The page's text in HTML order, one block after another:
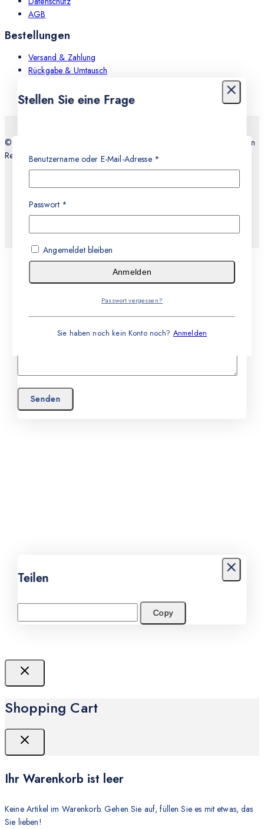
AGB
Bestellungen
Versand & Zahlung
Rückgabe & Umtausch
© 2026 Teknocell Handy Reparatur, An und Verkauf Express Service in
Recklinghausen
Stellen Sie eine Frage
Nachricht
Teilen
Copy
Benutzername oder E-Mail-Adresse *
Passwort *
Angemeldet bleiben
Anmelden
Passwort vergessen?
Sie haben noch kein Konto noch? Anmelden
Shopping Cart
Ihr Warenkorb ist leer
Keine Artikel im Warenkorb. Gehen Sie auf, füllen Sie es mit etwas, das
Sie lieben!